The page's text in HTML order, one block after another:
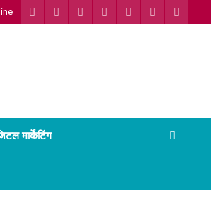
मार्केटिंग